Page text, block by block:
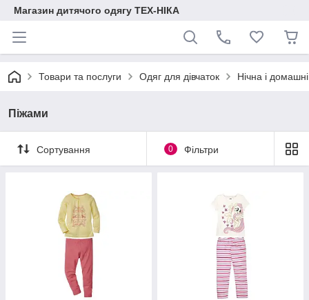
Магазин дитячого одягу ТЕХ-НІКА
Товари та послуги Одяг для дівчаток Нічна і
Піжами
Сортування 0 Фільтри